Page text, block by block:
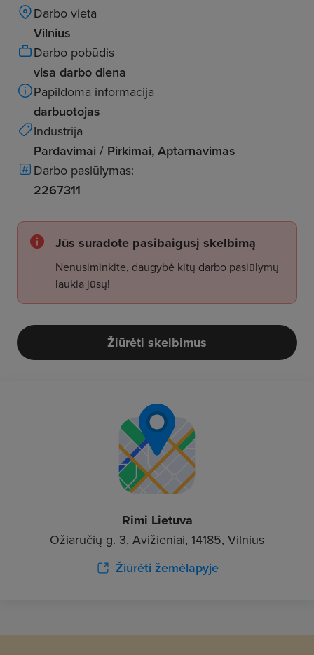
Darbo vieta
Vilnius
Darbo pobūdis
visa darbo diena
Papildoma informacija
darbuotojas
Industrija
Pardavimai / Pirkimai, Aptarnavimas
Darbo pasiūlymas:
2267311
Jūs suradote pasibaigusį skelbimą
Nenusiminkite, daugybė kitų darbo pasiūlymų
laukia jūsų!
Žiūrėti skelbimus
Rimi Lietuva
Ožiarūčių g. 3, Avižieniai, 14185, Vilnius
Žiūrėti žemėlapyje